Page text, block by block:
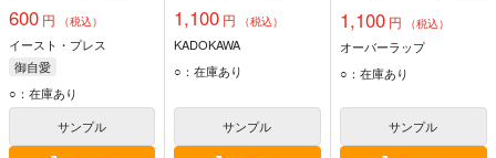
600 円 （税込）
イースト・プレス
御自愛
○：在庫あり
サンプル
ン ～ゲーマー共は武
器を片手に歪んだ校舎
を踏破する～）
1,100 円 （税込）
KADOKAWA
○：在庫あり
サンプル
行く 1 ～覚醒した無自
覚チートな冒険者、ク
セつよ美少女達ととも
に迷宮攻略します～）
1,100円 （税込）
オーバーラップ
○：在庫あり
サンプル